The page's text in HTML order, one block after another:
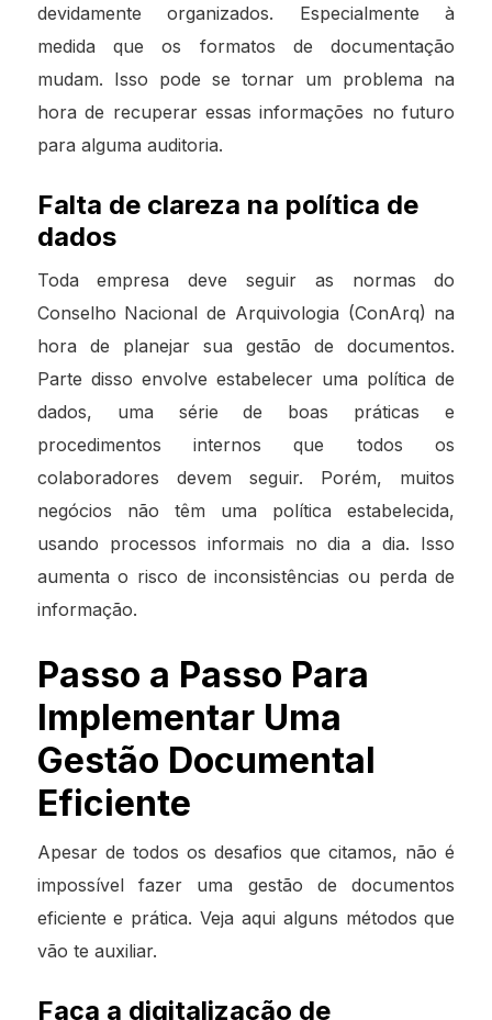
devidamente organizados. Especialmente à
medida que os formatos de documentação
mudam. Isso pode se tornar um problema na
hora de recuperar essas informações no futuro
para alguma auditoria.
Falta de clareza na política de
dados
Toda empresa deve seguir as normas do
Conselho Nacional de Arquivologia (ConArq) na
hora de planejar sua gestão de documentos.
Parte disso envolve estabelecer uma política de
dados, uma série de boas práticas e
procedimentos internos que todos os
colaboradores devem seguir. Porém, muitos
negócios não têm uma política estabelecida,
usando processos informais no dia a dia. Isso
aumenta o risco de inconsistências ou perda de
informação.
Passo a Passo Para
Implementar Uma
Gestão Documental
Eficiente
Apesar de todos os desafios que citamos, não é
impossível fazer uma gestão de documentos
eficiente e prática. Veja aqui alguns métodos que
vão te auxiliar.
Faça a digitalização de